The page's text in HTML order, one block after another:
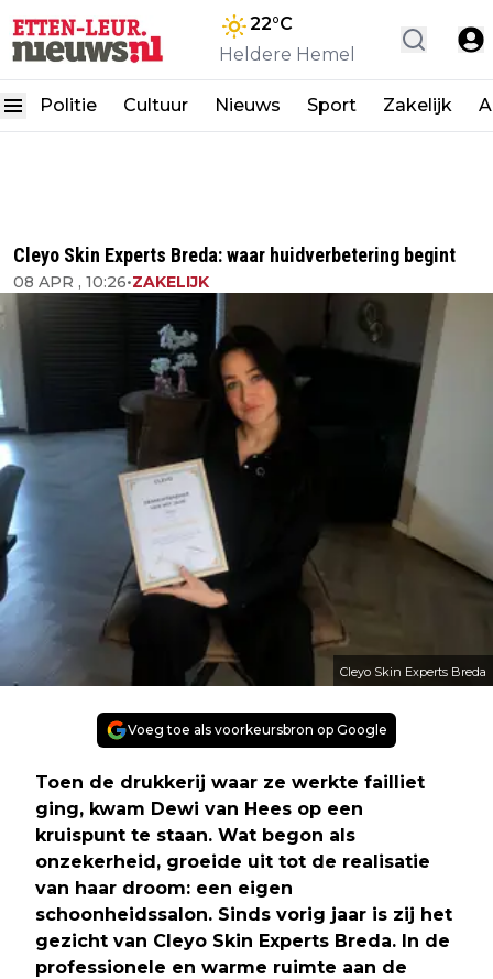
22°C
Heldere Hemel
Politie Cultuur Nieuws Sport Zakelijk
Cleyo Skin Experts Breda: waar huidverbetering begint
08 APR , 10:26•ZAKELIJK
Cleyo Skin Experts Breda
Voeg toe als voorkeursbron op Google
Toen de drukkerij waar ze werkte failliet
ging, kwam Dewi van Hees op een
kruispunt te staan. Wat begon als
onzekerheid, groeide uit tot de realisatie
van haar droom: een eigen
schoonheidssalon. Sinds vorig jaar is zij het
gezicht van Cleyo Skin Experts Breda. In de
professionele en warme ruimte aan de